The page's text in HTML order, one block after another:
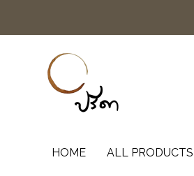
HOME ALL PRODUCTS